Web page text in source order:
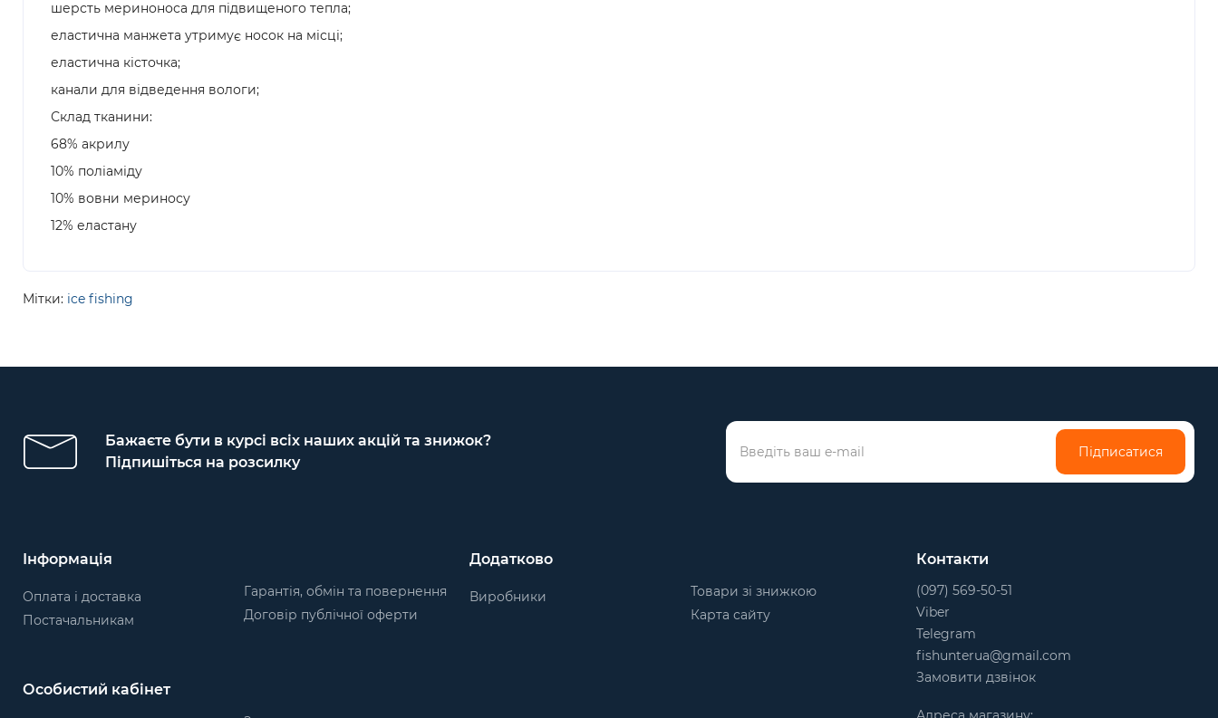
шерсть мериноноса для підвищеного тепла;
еластична манжета утримує носок на місці;
еластична кісточка;
канали для відведення вологи;
Склад тканини:
68% акрилу
10% поліаміду
10% вовни мериносу
12% еластану
Мітки: ice fishing
Бажаєте бути в курсі всіх наших акцій та знижок?
Підпишіться на розсилку
Підписатися
Інформація
Оплата і доставка
Постачальникам
Гарантія, обмін та повернення
Договір публічної оферти
Додатково
Виробники
Товари зі знижкою
Карта сайту
Особистий кабінет
Контакти
(097) 569-50-51
Viber
Telegram
fishunterua@gmail.com
Замовити дзвінок